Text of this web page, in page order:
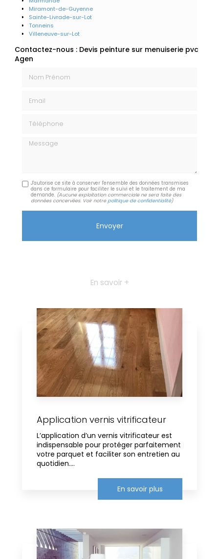
Miramont-de-Guyenne
Sainte-Livrade-sur-Lot
Tonneins
Villeneuve-sur-Lot
Contactez-nous : Devis peinture sur menuiserie pvc
Agen
Message
J'autorise ce site à conserver l'ensemble des données transmises
dans ce formulaire pour faciliter le suivi et le traitement de ma
demande. (Aucune exploitation commerciale ne sera faite des
données concervées. Voir notre politique de confidentialité)
En savoir +
Application vernis vitrificateur
L’application d’un vernis vitrificateur est
indispensable pour protéger parfaitement
votre parquet et faciliter son entretien au
quotidien....
En savoir plus